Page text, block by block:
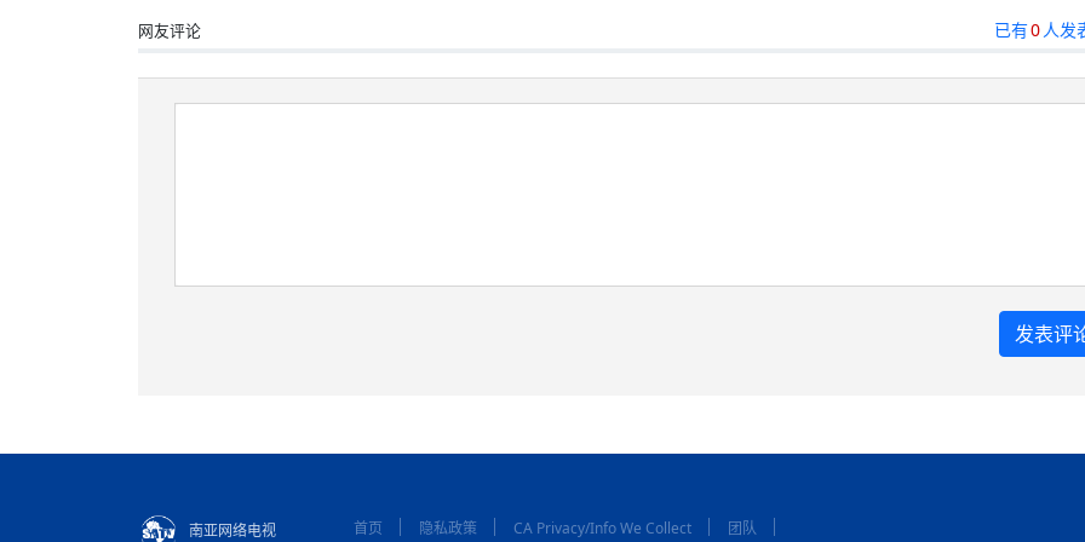
网友评论 已有0 人发
南亚网络电视 首页 隐私政策 CA Privacy/Info We Collect 团队